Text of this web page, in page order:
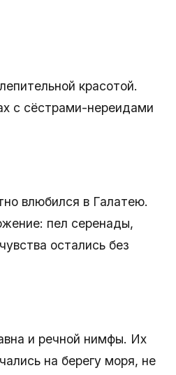
красотой.
с сёстрами-нереидами
влюбился в Галатею.
пел серенады,
остались без
и речной нимфы. Их
на берегу моря, не